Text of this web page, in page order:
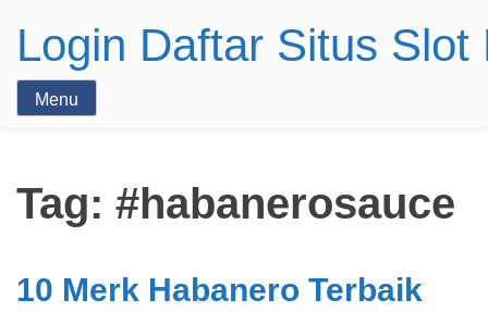
Login Daftar Situs Slot
Menu
Tag: #habanerosauce
10 Merk Habanero Terbaik